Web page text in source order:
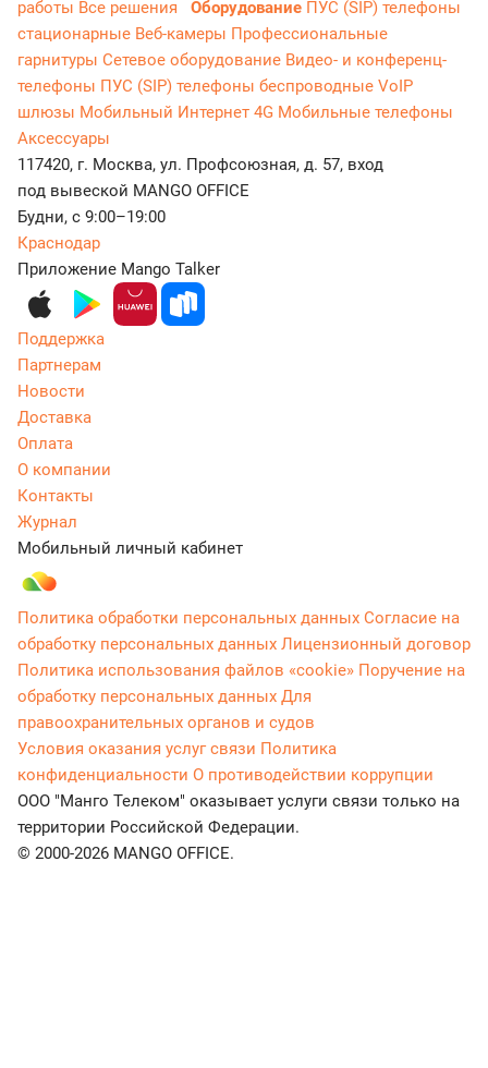
работы Все решения Оборудование ПУС (SIP) телефоны
стационарные Веб-камеры Профессиональные
гарнитуры Сетевое оборудование Видео- и конференц-
телефоны ПУС (SIP) телефоны беспроводные VoIP
шлюзы Мобильный Интернет 4G Мобильные телефоны
Аксессуары
117420, г. Москва, ул. Профсоюзная, д. 57, вход
под вывеской MANGO OFFICE
Будни, с 9:00–19:00
Краснодар
Приложение Mango Talker
Поддержка
Партнерам
Новости
Доставка
Оплата
О компании
Контакты
Журнал
Мобильный личный кабинет
Политика обработки персональных данных Согласие на
обработку персональных данных Лицензионный договор
Политика использования файлов «cookie» Поручение на
обработку персональных данных Для
правоохранительных органов и судов
Условия оказания услуг связи Политика
конфиденциальности О противодействии коррупции
ООО "Манго Телеком" оказывает услуги связи только на
территории Российской Федерации.
© 2000-2026 MANGO OFFICE.